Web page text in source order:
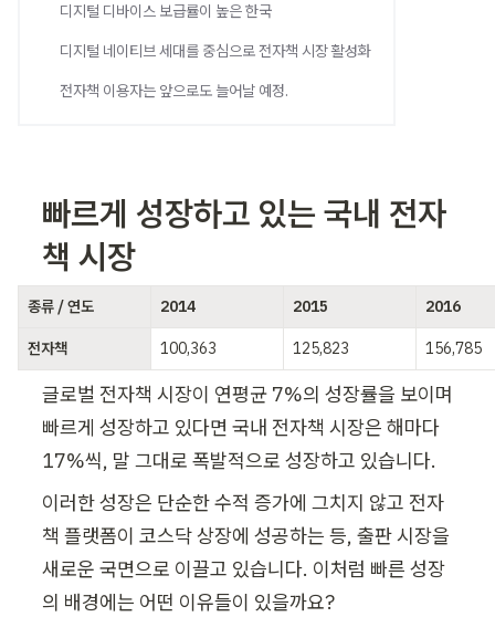
디지털 디바이스 보급률이 높은 한국
디지털 네이티브 세대를 중심으로 전자책 시장 활성화
전자책 이용자는 앞으로도 늘어날 예정.
빠르게 성장하고 있는 국내 전자
책 시장
종류 / 연도 2014 2015 2016
전자책 100,363 125,823 156,785
글로벌 전자책 시장이 연평균 7%의 성장률을 보이며
빠르게 성장하고 있다면 국내 전자책 시장은 해마다
17%씩, 말 그대로 폭발적으로 성장하고 있습니다.
이러한 성장은 단순한 수적 증가에 그치지 않고 전자
책 플랫폼이 코스닥 상장에 성공하는 등, 출판 시장을
새로운 국면으로 이끌고 있습니다. 이처럼 빠른 성장
의 배경에는 어떤 이유들이 있을까요?